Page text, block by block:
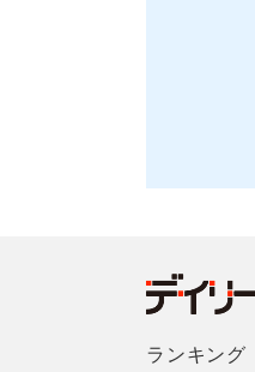
ランキング